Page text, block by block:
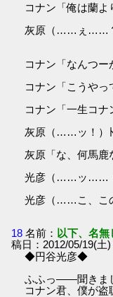
コナン「俺は蘭
灰原（……ぇ……
コナン「なんつ
コナン「こうや
コナン「一生コ
灰原（……ッ！）ﾄ
灰原「な、何馬
光彦（……ッ……
光彦（……こ、こ
18 名前： 以下、名
稿日：2012/05/19(土
◆円谷光彦◆
ふふっ――聞きま
コナン君、僕が